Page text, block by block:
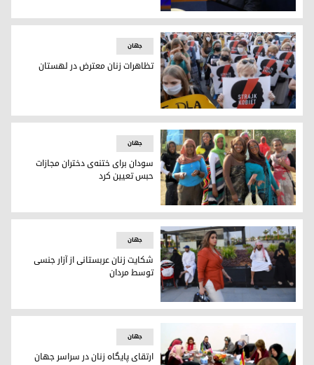
پیام نچیروان بارزانی به مناسبت روز جهانی منع خشونت علیه زنان
تظاهرات زنان معترض در لهستان
جھان
تظاهرات زنان معترض در لهستان
سودان برای ختنه‌ی دختران مجازات حبس تعیین کرد
جھان
سودان برای ختنه‌ی دختران مجازات
حبس تعیین کرد
شکایت زنان عربستانی از آزار جنسی توسط مردان
جھان
شکایت زنان عربستانی از آزار جنسی
توسط مردان
جھان
ارتقای پایگاه زنان در سراسر جهان